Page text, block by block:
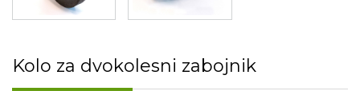
Kolo za dvokolesni zabojnik